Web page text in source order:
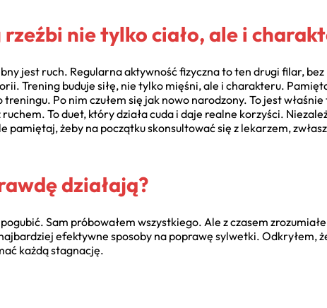
rzeźbi nie tylko ciało, ale i
jest ruch. Regularna aktywność fizyczna to ten drugi filar,
Trening buduje siłę, nie tylko mięśni, ale i charakteru.
treningu. Po nim czułem się jak nowo narodzony. To jest
To duet, który działa cuda i daje realne korzyści.
pamiętaj, żeby na początku skonsultować się z lekarzem,
działają?
Sam próbowałem wszystkiego. Ale z czasem
efektywne sposoby na poprawę sylwetki. Odkryłem,
każdą stagnację.